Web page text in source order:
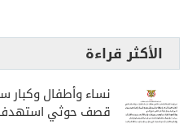
الأكثر قراءة
نساء وأطفال وكبار
قصف حوثي استهدف